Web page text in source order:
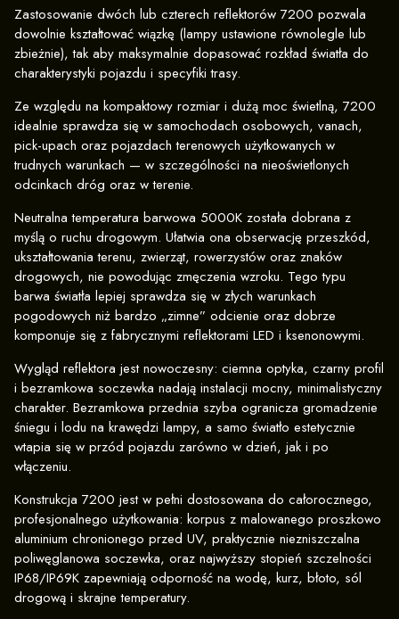
Zastosowanie dwóch lub czterech reflektorów 7200 pozwala
dowolnie kształtować wiązkę (lampy ustawione równolegle lub
zbieżnie), tak aby maksymalnie dopasować rozkład światła do
charakterystyki pojazdu i specyfiki trasy.
Ze względu na kompaktowy rozmiar i dużą moc świetlną, 7200
idealnie sprawdza się w samochodach osobowych, vanach,
pick-upach oraz pojazdach terenowych użytkowanych w
trudnych warunkach — w szczególności na nieoświetlonych
odcinkach dróg oraz w terenie.
Neutralna temperatura barwowa 5000K została dobrana z
myślą o ruchu drogowym. Ułatwia ona obserwację przeszkód,
ukształtowania terenu, zwierząt, rowerzystów oraz znaków
drogowych, nie powodując zmęczenia wzroku. Tego typu
barwa światła lepiej sprawdza się w złych warunkach
pogodowych niż bardzo „zimne” odcienie oraz dobrze
komponuje się z fabrycznymi reflektorami LED i ksenonowymi.
Wygląd reflektora jest nowoczesny: ciemna optyka, czarny profil
i bezramkowa soczewka nadają instalacji mocny, minimalistyczny
charakter. Bezramkowa przednia szyba ogranicza gromadzenie
śniegu i lodu na krawędzi lampy, a samo światło estetycznie
wtapia się w przód pojazdu zarówno w dzień, jak i po
włączeniu.
Konstrukcja 7200 jest w pełni dostosowana do całorocznego,
profesjonalnego użytkowania: korpus z malowanego proszkowo
aluminium chronionego przed UV, praktycznie niezniszczalna
poliwęglanowa soczewka, oraz najwyższy stopień szczelności
IP68/IP69K zapewniają odporność na wodę, kurz, błoto, sól
drogową i skrajne temperatury.